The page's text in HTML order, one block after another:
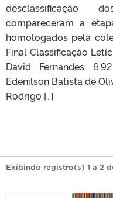
desclassificação
compareceram a
homologados pela
Final Classificação
David Fernandes
Edenilson Batista de
Rodrigo […]
Exibindo registro(s) 1 a 2